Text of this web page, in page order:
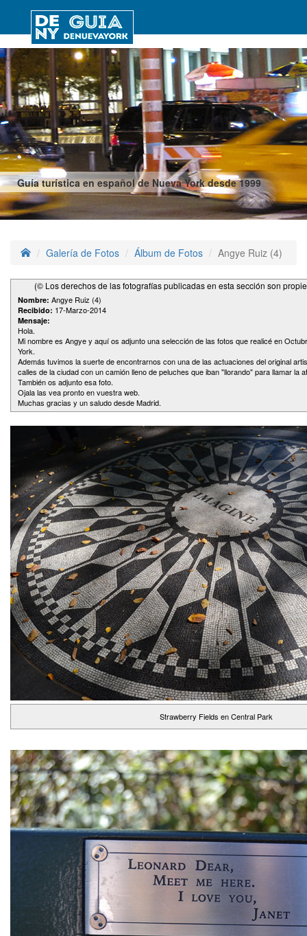
Guía turística en español de Nueva York desde 1999
Galería de Fotos Álbum de Fotos Angye Ruiz (4)
(© Los derechos de las fotografías publicadas en esta sección son
Nombre: Angye Ruiz (4)
Recibido: 17-Marzo-2014
Mensaje:
Hola.
Mi nombre es Angye y aquí os adjunto una selección de las fotos que realicé en
York.
Además tuvimos la suerte de encontrarnos con una de las actuaciones del original
calles de la ciudad con un camión lleno de peluches que iban "llorando" para llamar la
También os adjunto esa foto.
Ojala las vea pronto en vuestra web.
Muchas gracias y un saludo desde Madrid.
Strawberry Fields en Central Park